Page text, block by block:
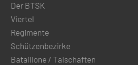
Der BTSK
Viertel
Regimente
Schützenbezirke
Bataillone / Talschaften